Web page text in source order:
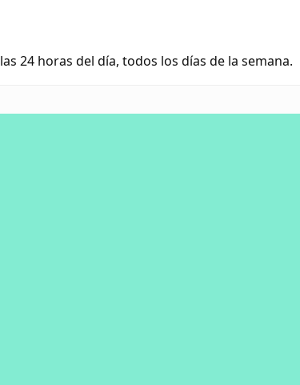
las 24 horas del día, todos los días de la semana.